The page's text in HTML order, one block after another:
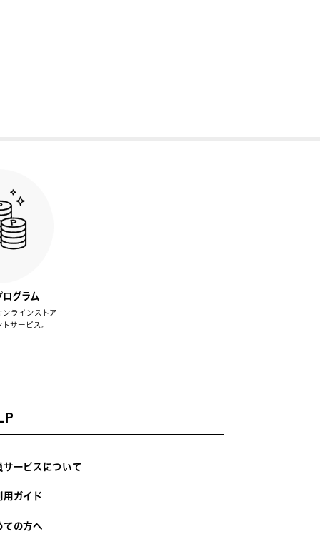
ログラム
ラインストア
サービス。
サービスについて
用ガイド
ての方へ